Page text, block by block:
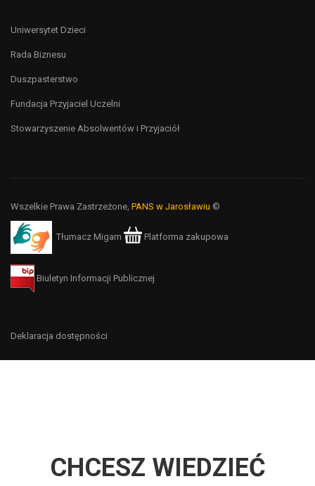
Uniwersytet Dzieci
Rada Biznesu
Duszpasterstwo
Fundacja Przyjaciel Uczelni
Stowarzyszenie Absolwentów i Przyjaciół
Wszelkie Prawa Zastrzeżone, PANS w Jarosławiu ©
Tłumacz Migam Platforma zakupowa
Biuletyn Informacji Publicznej
Deklaracja dostępności
CHCESZ WIEDZIEĆ